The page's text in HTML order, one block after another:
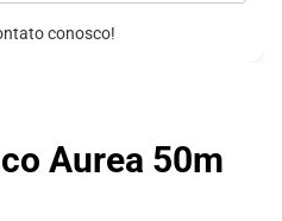
Aurea 50m
conosco!